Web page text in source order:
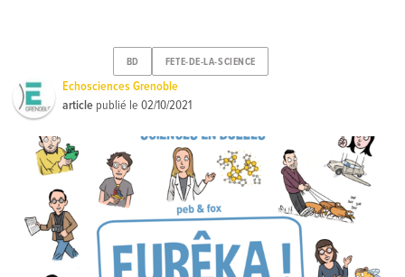
BD FETE-DE-LA-SCIENCE
Echosciences Grenoble
article publié le02/10/2021